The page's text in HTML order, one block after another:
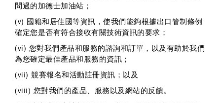
問過的加德士加油站；
(v) 國籍和居住國等資訊，使我們能夠根據出口管制條例
確定您是否有符合接收有關技術資訊的要求；
(vi) 您對我們產品和服務的諮詢和訂單，以及有助於我們
為您確定最佳產品和服務的資訊；
(vii) 競賽報名和活動註冊資訊；以及
(viii) 您對我們的產品、服務以及網站的反饋。